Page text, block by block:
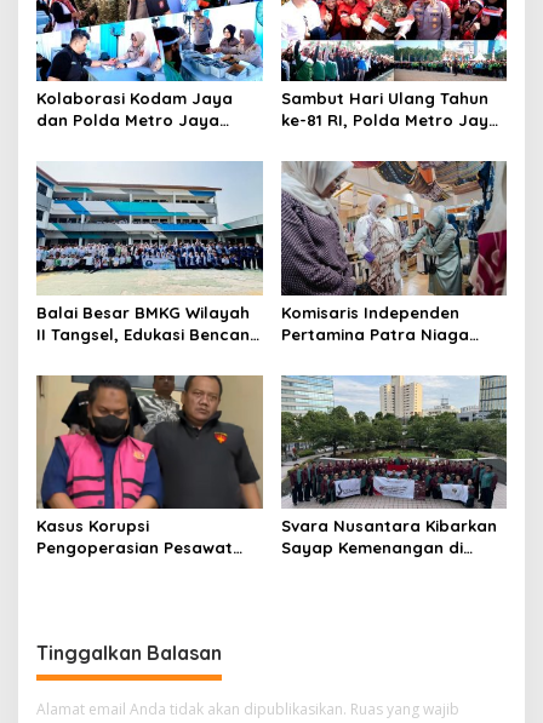
Kolaborasi Kodam Jaya
dan Polda Metro Jaya
Sambut Hari Ulang Tahun
ke-81 RI, Polda Metro Jaya
Balai Besar BMKG Wilayah
II Tangsel, Edukasi Bencana
kepada pelajar UPTD SMPN
23
Komisaris Independen
Pertamina Patra Niaga
Mitra Binaan dengan
Sentuhan Kemanusiaan dan
Keberlanjutan
Kasus Korupsi
Pengoperasian Pesawat
Svara Nusantara Kibarkan
Sayap Kemenangan di
Tinggalkan Balasan
Alamat email Anda tidak akan dipublikasikan. Ruas yang wajib